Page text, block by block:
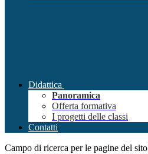
Didattica
Panoramica
Offerta formativa
I progetti delle classi
Contatti
Campo di ricerca per le pagine del sito